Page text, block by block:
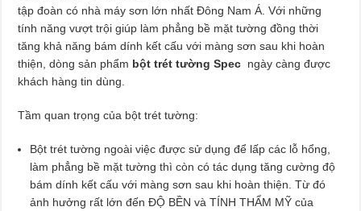
tập đoàn có nhà máy sơn lớn nhất Đông Nam Á. Với những
tính năng vượt trội giúp làm phẳng bề mặt tường đồng thời
tăng khả năng bám dính kết cấu với màng sơn sau khi hoàn
thiện, dòng sản phẩm bột trét tường Spec ngày càng được
khách hàng tin dùng.
Tầm quan trọng của bột trét tường:
Bột trét tường ngoài việc được sử dụng để lấp các lỗ hổng,
làm phẳng bề mặt tường thì còn có tác dụng tăng cường độ
bám dính kết cấu với màng sơn sau khi hoàn thiện. Từ đó
ảnh hưởng rất lớn đến ĐỘ BỀN và TÍNH THẨM MỸ của